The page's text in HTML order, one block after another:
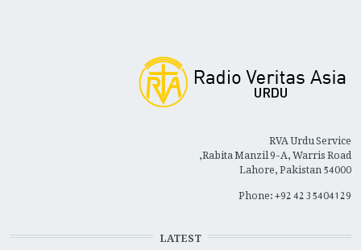
RVA Urdu Service
Rabita Manzil 9-A, Warris Road,
Lahore, Pakistan 54000
Phone: +92 42 35404129
LATEST